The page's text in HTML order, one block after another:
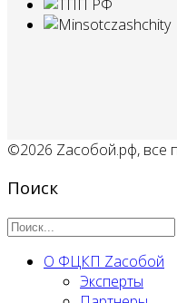
©2026 Zaсобой.рф, все
Поиск
О ФЦКП Zасобой
Эксперты